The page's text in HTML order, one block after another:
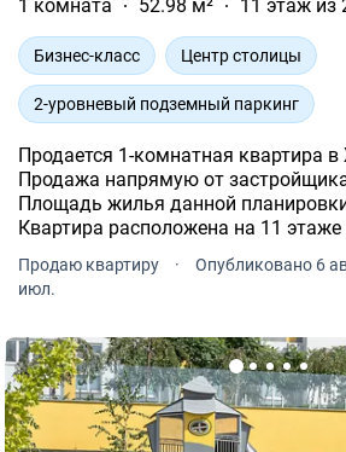
1 комната
52.98 м² 11 этаж из
Бизнес-класс Центр столицы
2-уровневый подземный паркинг
Продается 1-комнатная квартира
Продажа напрямую от
Площадь жилья данной
Квартира расположена на 11
Продаю квартиру · Опубликовано 6
июл.